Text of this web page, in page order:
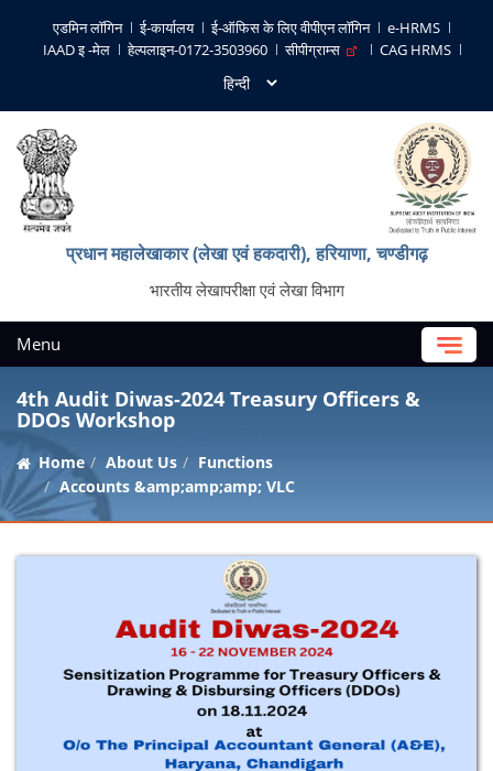
एडमिन लॉगिन ई-कार्यालय ई-ऑफिस के लिए वीपीएन लॉगिन
e-HRMS
IAAD इ -मेल
हेल्पलाइन-0172-3503960 सीपीग्राम्स CAG HRMS
प्रधान महालेखाकार (लेखा एवं हकदारी), हरियाणा, चण्‍डीगढ़
भारतीय लेखापरीक्षा एवं लेखा विभाग
Menu
4th Audit Diwas-2024 Treasury Officers &
DDOs Workshop
Home About Us
Functions
Accounts &amp;amp;amp; VLC